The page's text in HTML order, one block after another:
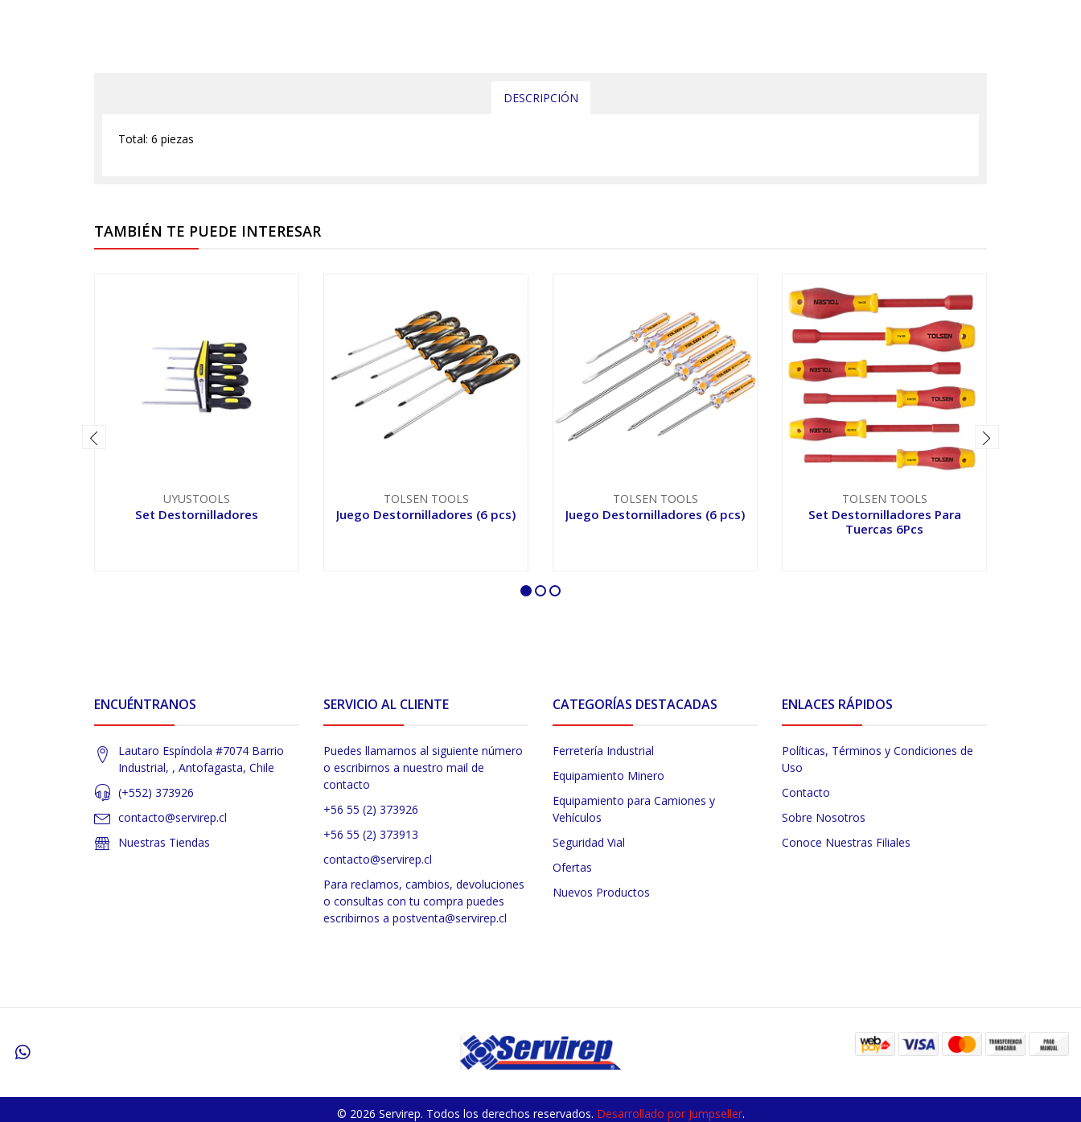
DESCRIPCIÓN
Total: 6 piezas
TAMBIÉN TE PUEDE INTERESAR
UYUSTOOLS
Set Destornilladores
TOLSEN TOOLS
Juego Destornilladores (6 pcs)
TOLSEN TOOLS
Juego Destornilladores (6 pcs)
TOLSEN TOOLS
Set Destornilladores Para
Tuercas 6Pcs
ENCUÉNTRANOS
Lautaro Espíndola #7074 Barrio
Industrial, , Antofagasta, Chile
(+552) 373926
contacto@servirep.cl
Nuestras Tiendas
SERVICIO AL CLIENTE
Puedes llamarnos al siguiente número
o escribirnos a nuestro mail de
contacto
+56 55 (2) 373926
+56 55 (2) 373913
contacto@servirep.cl
Para reclamos, cambios, devoluciones
o consultas con tu compra puedes
escribirnos a postventa@servirep.cl
CATEGORÍAS DESTACADAS
Ferretería Industrial
Equipamiento Minero
Equipamiento para Camiones y
Vehículos
Seguridad Vial
Ofertas
Nuevos Productos
ENLACES RÁPIDOS
Políticas, Términos y Condiciones de
Uso
Contacto
Sobre Nosotros
Conoce Nuestras Filiales
© 2026 Servirep. Todos los derechos reservados. Desarrollado por Jumpseller.